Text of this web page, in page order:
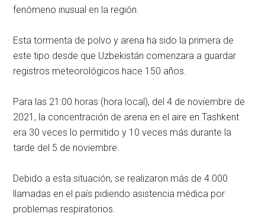
fenómeno inusual en la región.
Esta tormenta de polvo y arena ha sido la primera de
este tipo desde que Uzbekistán comenzara a guardar
registros meteorológicos hace 150 años.
Para las 21:00 horas (hora local), del 4 de noviembre de
2021, la concentración de arena en el aire en Tashkent
era 30 veces lo permitido y 10 veces más durante la
tarde del 5 de noviembre.
Debido a esta situación, se realizaron más de 4.000
llamadas en el país pidiendo asistencia médica por
problemas respiratorios.